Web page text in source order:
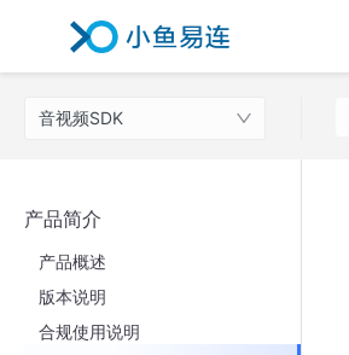
音视频SDK
产品简介
产品概述
版本说明
合规使用说明